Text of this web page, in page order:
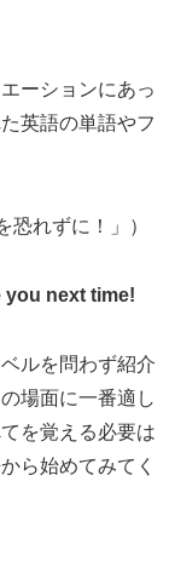
ーションにあっ
英語の単語やフ
恐れずに！」）
you next time!
ルを問わず紹介
場面に一番適し
を覚える必要は
ら始めてみてく